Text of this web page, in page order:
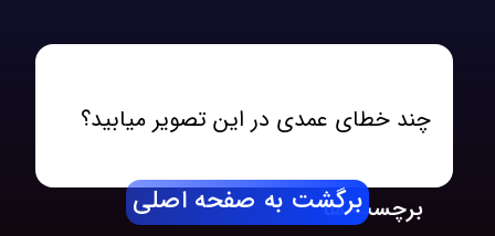
چند خطای عمدی در این تصویر میابید؟
برچسب هابرگشت به صفحه اصلی